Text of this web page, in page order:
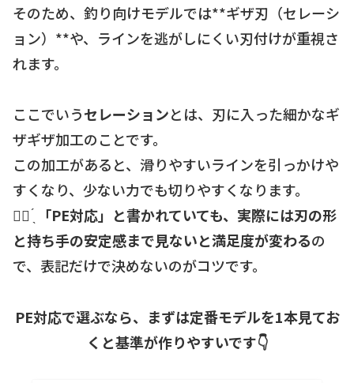
そのため、釣り向けモデルでは**ギザ刃（セレーシ
ョン）**や、ラインを逃がしにくい刃付けが重視さ
れます。
ここでいうセレーションとは、刃に入った細かなギ
ザギザ加工のことです。
この加工があると、滑りやすいラインを引っかけや
すくなり、少ない力でも切りやすくなります。
☝🏻 ̖́ 「PE対応」と書かれていても、実際には刃の形
と持ち手の安定感まで見ないと満足度が変わるの
で、表記だけで決めないのがコツです。
PE対応で選ぶなら、まずは定番モデルを1本見てお
くと基準が作りやすいです👇